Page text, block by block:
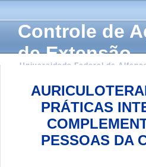
Controle de
de Extensão
Universidade Federal de
PRÁTICAS
PESSOAS DA